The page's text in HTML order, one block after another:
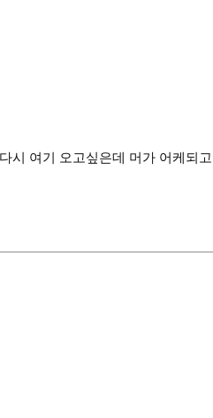
여기 오고싶은데 머가 어케되